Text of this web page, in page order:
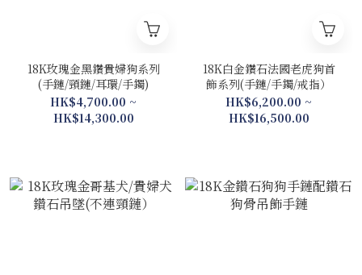
18K玫瑰金黑鑽貴婦狗系列
(手鏈/頸鏈/耳環/手鐲)
HK$4,700.00 ~
HK$14,300.00
18K白金鑽石法國老虎狗首
飾系列(手鏈/手鐲/戒指）
HK$6,200.00 ~
HK$16,500.00